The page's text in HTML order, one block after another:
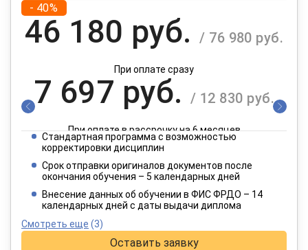
- 40%
46 180 руб. / 76 980 руб.
При оплате сразу
7 697 руб. / 12 830 руб.
При оплате в рассрочку на 6 месяцев
3 849 руб.
При оплате в рассрочку на 12 месяцев
Стандартная программа с возможностью
корректировки дисциплин
Срок отправки оригиналов документов после
окончания обучения – 5 календарных дней
Внесение данных об обучении в ФИС ФРДО – 14
календарных дней с даты выдачи диплома
Смотреть еще (3)
Оставить заявку